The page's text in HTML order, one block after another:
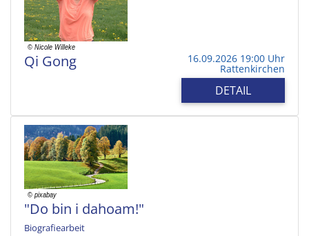
Qi Gong 16.09.2026 19:00 Uhr
Rattenkirchen
DETAIL
"Do bin i dahoam!"
Biografiearbeit